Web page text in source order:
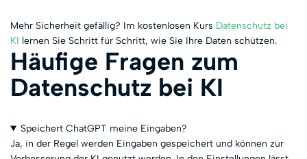
Mehr Sicherheit gefällig? Im kostenlosen Kurs Datenschutz bei
KI lernen Sie Schritt für Schritt, wie Sie Ihre Daten schützen.
Häufige Fragen zum
Datenschutz bei KI
Speichert ChatGPT meine Eingaben?
Ja, in der Regel werden Eingaben gespeichert und können zur